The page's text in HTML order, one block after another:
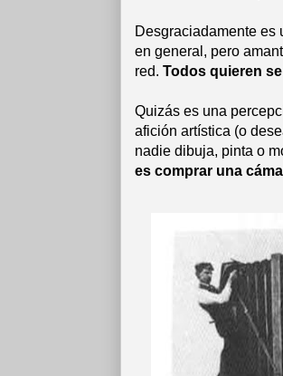
Desgraciadamente es
en general, pero
red. Todos quieren
Quizás es una
afición artística (o
nadie dibuja, pinta o
es comprar una